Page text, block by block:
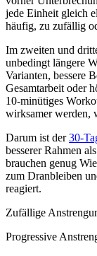
jede Einheit gleich
häufig, zu zufällig
Im zweiten und
unbedingt längere
Varianten, bessere
Gesamtarbeit oder
10-minütiges
wirksamer werden,
Darum ist der30-
besserer Rahmen
brauchen genug
zum Dranbleiben
reagiert.
Zufällige
Progressive